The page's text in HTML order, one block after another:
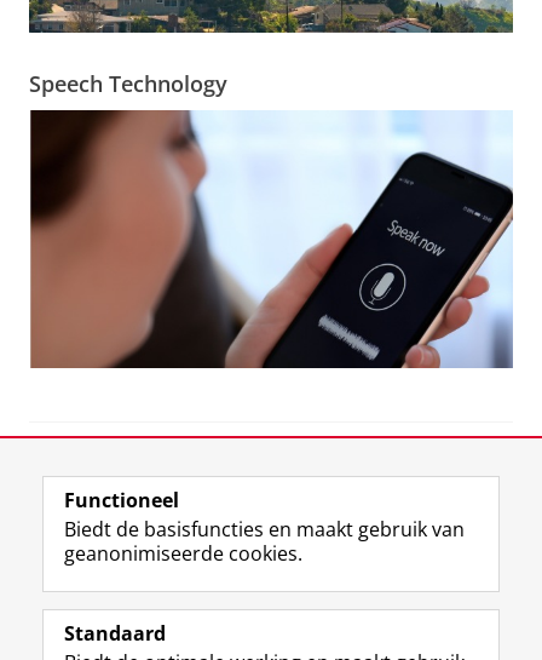
Speech Technology
View this page in:English
Volg de RUG
F
a
L
i
R
S
I
n
Y
o
Functioneel
Biedt de basisfuncties en maakt gebruik van
geanonimiseerde cookies.
Standaard